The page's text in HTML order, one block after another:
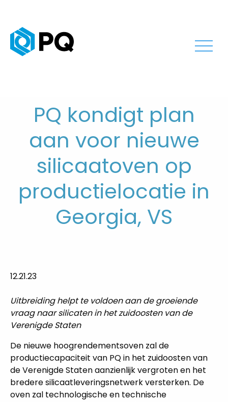
PQ kondigt plan
aan voor nieuwe
silicaatoven op
productielocatie in
Georgia, VS
12.21.23
Uitbreiding helpt te voldoen aan de groeiende
vraag naar silicaten in het zuidoosten van de
Verenigde Staten
De nieuwe hoogrendementsoven zal de
productiecapaciteit van PQ in het zuidoosten van
de Verenigde Staten aanzienlijk vergroten en het
bredere silicaatleveringsnetwerk versterken. De
oven zal technologische en technische